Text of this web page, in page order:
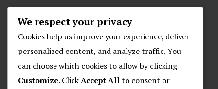
ARHIVA
O POSEJDONU
We respect your privacy
Cookies help us improve your experience, deliver
personalized content, and analyze traffic. You
can choose which cookies to allow by clicking
Customize. ClickAccept Allto consent or